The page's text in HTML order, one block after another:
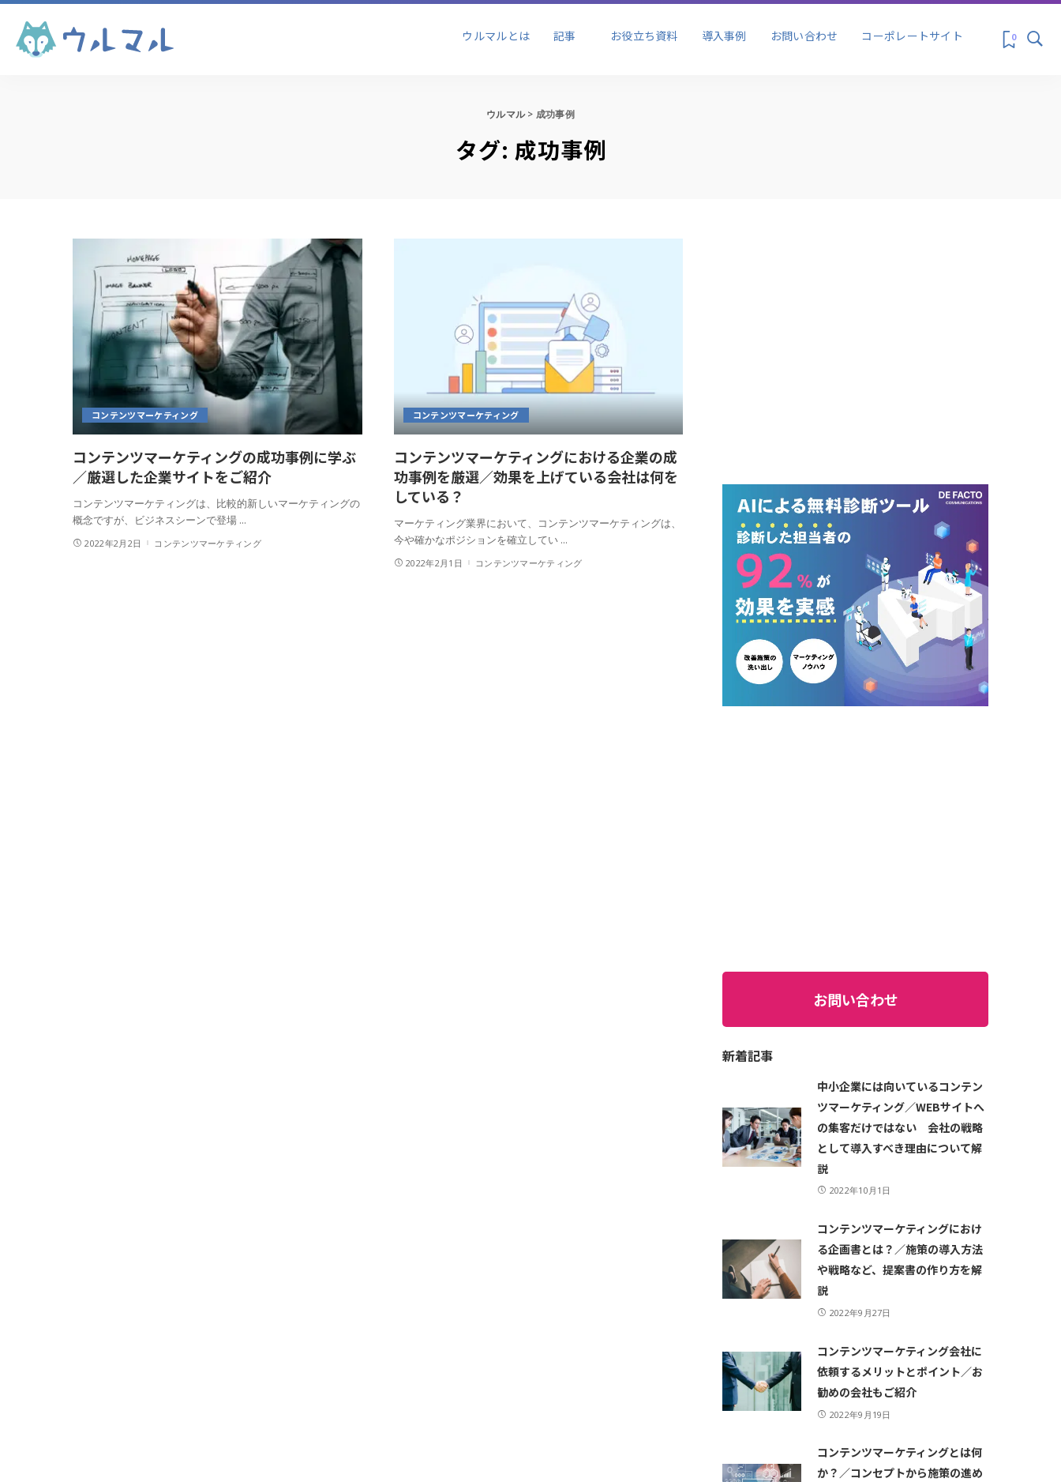
ウルマルとは 記事 お役立ち資料 導入事例 お問い合わせ コーポレートサイト 0
ブランディング
セールス&プロモーシ
ョン
マーケティング
ウルマル> 成功事例
タグ: 成功事例
コンテンツマーケティング
コンテンツマーケティングの成功事例に学ぶ
／厳選した企業サイトをご紹介
コンテンツマーケティングは、比較的新しいマーケティングの
概念ですが、ビジネスシーンで登場 ...
2022年2月2日 コンテンツマーケティング
コンテンツマーケティング
コンテンツマーケティングにおける企業の成
功事例を厳選／効果を上げている会社は何を
している？
マーケティング業界において、コンテンツマーケティングは、
今や確かなポジションを確立してい ...
2022年2月1日 コンテンツマーケティング
お問い合わせ
新着記事
中小企業には向いているコンテン
ツマーケティング／WEBサイトへ
の集客だけではない 会社の戦略
として導入すべき理由について解
説
2022年10月1日
コンテンツマーケティングにおけ
る企画書とは？／施策の導入方法
や戦略など、提案書の作り方を解
説
2022年9月27日
コンテンツマーケティング会社に
依頼するメリットとポイント／お
勧めの会社もご紹介
2022年9月19日
コンテンツマーケティングとは何
か？／コンセプトから施策の進め